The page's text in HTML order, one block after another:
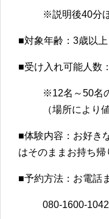
※説明後40分
■対象年齢：3歳以
■受け入れ可能人数
※12名～50名
（場所により
■体験内容：お好き
はそのままお持ち帰
■予約方法：お電話
080-1600-1042